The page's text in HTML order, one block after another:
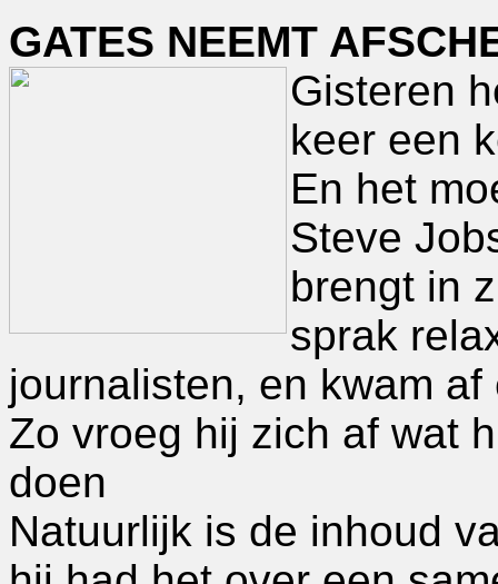
GATES NEEMT
Gisteren
keer een
En het
Steve
brengt in
sprak
journalisten, en kwam
Zo vroeg hij zich af wat
doen
Natuurlijk is de inhoud